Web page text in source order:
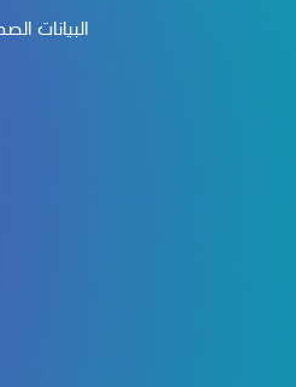
البيانات